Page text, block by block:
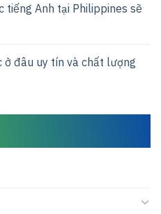
tiếng Anh tại Philippines sẽ
ở đâu uy tín và chất lượng